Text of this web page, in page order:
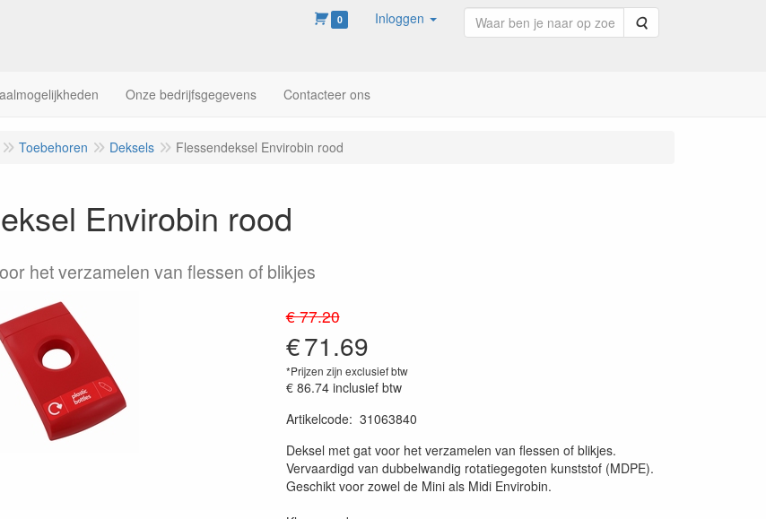
0 Inloggen Zoeken
Onze bedrijfsgegevens Contacteer ons
Toebehoren Deksels Flessendeksel Envirobin rood
Envirobin rood
het verzamelen van flessen of blikjes
€ 77.20
€71.69
*Prijzen zijn exclusief btw
€ 86.74 inclusief btw
Artikelcode: 31063840
Deksel met gat voor het verzamelen van flessen of blikjes.
Vervaardigd van dubbelwandig rotatiegegoten kunststof (MDPE).
Geschikt voor zowel de Mini als Midi Envirobin.